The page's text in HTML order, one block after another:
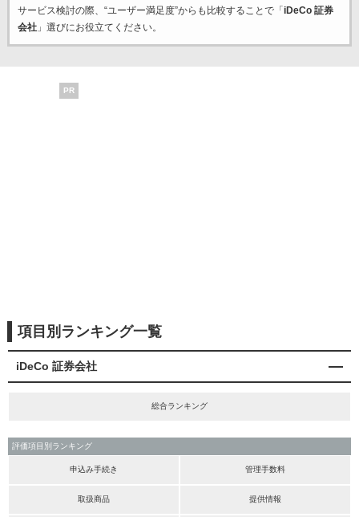
サービス検討の際、“ユーザー満足度”からも比較することで「 iDeCo 証券
会社」選びにお役立てください。
PR
項目別ランキング一覧
iDeCo 証券会社
総合ランキング
評価項目別ランキング
申込み手続き 管理手数料
取扱商品 提供情報